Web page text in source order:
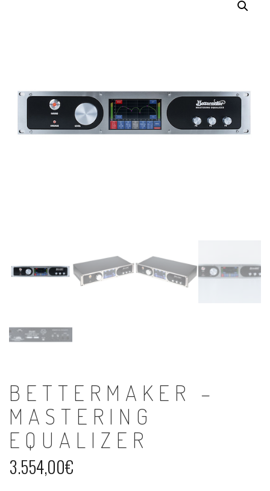
BETTERMAKER –
MASTERING
EQUALIZER
3.554,00€